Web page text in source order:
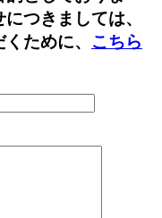
つきましては、
ために、 こちら